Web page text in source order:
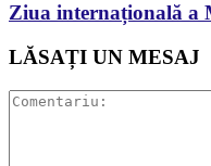
Ziua internațională a
LĂSAȚI UN MESAJ